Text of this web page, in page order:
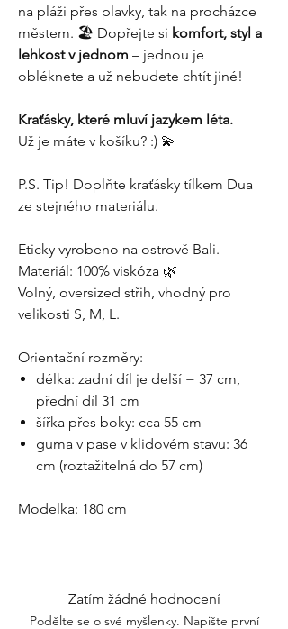
na pláži přes plavky, tak na procházce
městem. 🏖️ Dopřejte si komfort, styl a
lehkost v jednom – jednou je
obléknete a už nebudete chtít jiné!
Kraťásky, které mluví jazykem léta.
Už je máte v košíku? :) 💫
P.S. Tip! Doplňte kraťásky tílkem Dua
ze stejného materiálu.
Eticky vyrobeno na ostrově Bali.
Materiál: 100% viskóza 🌿
Volný, oversized střih, vhodný pro
velikosti S, M, L.
Orientační rozměry:
délka: zadní díl je delší = 37 cm,
přední díl 31 cm
šířka přes boky: cca 55 cm
guma v pase v klidovém stavu: 36
cm (roztažitelná do 57 cm)
Modelka: 180 cm
Zatím žádné hodnocení
Podělte se o své myšlenky. Napište první